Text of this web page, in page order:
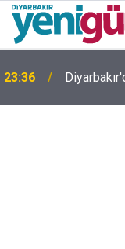
23:36